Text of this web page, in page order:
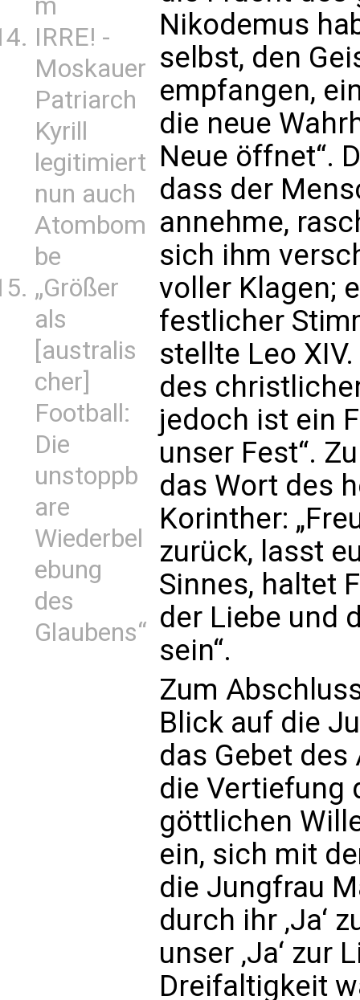
m
IRRE! -
Moskauer
Patriarch
Kyrill
legitimiert
nun auch
Atombom
be
„Größer
als
[australis
cher]
Football:
Die
unstoppb
are
Wiederbel
ebung
des
Glaubens“
Nikodemus
selbst, den
empfangen,
die neue
Neue öffnet“.
dass der
annehme,
sich ihm
voller Klagen;
festlicher
stellte Leo
des
jedoch ist ein
unser Fest“.
das Wort des
Korinther:
zurück, lasst
Sinnes, haltet
der Liebe und
sein“.
Zum
Blick auf die
das Gebet
die Vertiefung
göttlichen
ein, sich mit
die Jungfrau
durch ihr ‚Ja‘
unser ‚Ja‘ zur
Dreifaltigkeit